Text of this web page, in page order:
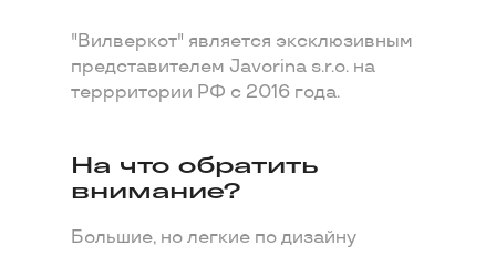
На что обратить
внимание?
"Вилверкот" является эксклюзивным
представителем Javorina s.r.o. на
террритории РФ с 2016 года.
Большие, но легкие по дизайну